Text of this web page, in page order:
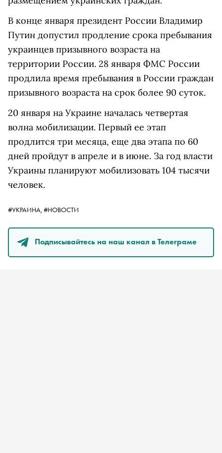
В конце января президент России Владимир
Путин допустил продление срока пребывания
украинцев призывного возраста на
территории России. 28 января ФМС России
продлила время пребывания в России граждан
призывного возраста на срок более 90 суток.
20 января на Украине началась четвертая
волна мобилизации. Первый ее этап
продлится три месяца, еще два этапа по 60
дней пройдут в апреле и в июне. За год власти
Украины планируют мобилизовать 104 тысячи
человек.
#УКРАИНА, #НОВОСТИ
Подписывайтесь на наш канал в Телеграме